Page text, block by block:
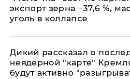
экспорт зерна −37,6 %,
уголь в коллапсе
Дикий рассказал о
неядерной "карте"
будут активно